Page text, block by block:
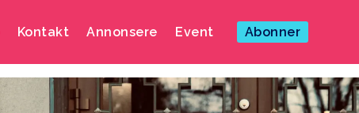
Kontakt Annonsere Event Abonner